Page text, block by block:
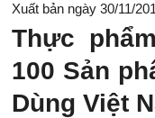
Xuất bản ngày 30/11/
Thực
100 Sản
Dùng Việt